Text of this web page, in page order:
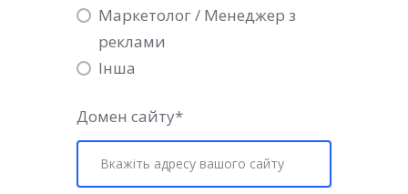
Маркетолог / Менеджер з
реклами
Інша
Домен сайту*